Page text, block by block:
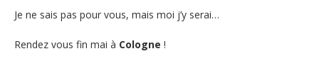
Je ne sais pas pour vous, mais moi j’y serai…
Rendez vous fin mai à Cologne !